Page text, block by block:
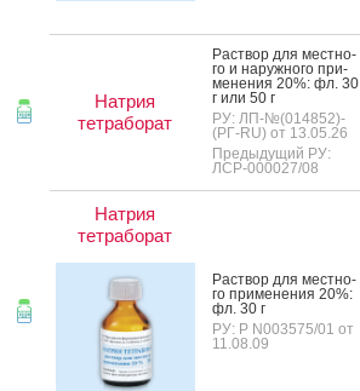
Натрия
тетраборат
Рас­твор для мес­тно­
го и на­руж­но­го при­
мене­ния 20%: фл. 30
г или 50 г
РУ: ЛП-№(014852)-
(РГ-RU) от 13.05.26
Предыдущий РУ:
ЛСР-000027/08
Натрия
тетраборат
Рас­твор для мес­тно­
го при­мене­ния 20%:
фл. 30 г
РУ: Р N003575/01 от
11.08.09